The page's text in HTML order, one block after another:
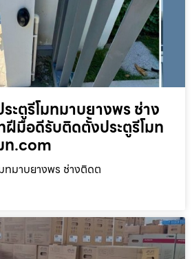
ะตูรีโมทมาบยางพร ช่าง
ฝีมือดีรับติดตั้งประตูรีโมท
ท.com
ทมาบยางพร ช่างติดต